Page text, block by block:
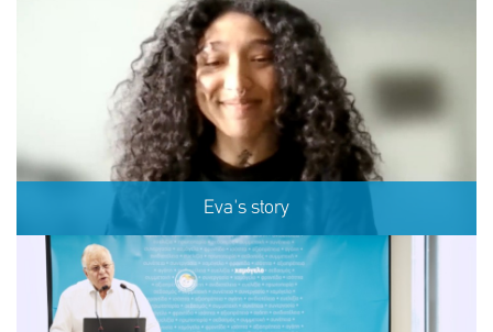
Eva's story